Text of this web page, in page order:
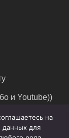
и Youtube))
на
данных для